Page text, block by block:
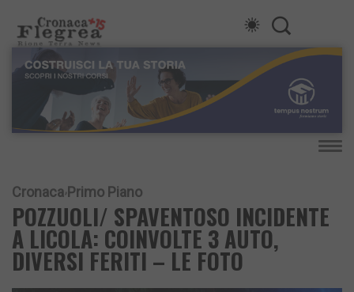
Cronaca Primo Piano
POZZUOLI/ SPAVENTOSO INCIDENTE
A LICOLA: COINVOLTE 3 AUTO,
DIVERSI FERITI – LE FOTO